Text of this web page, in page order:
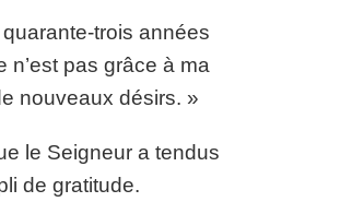
trois années
n’est pas grâce à ma
nouveaux désirs. »
le Seigneur a tendus
de gratitude.